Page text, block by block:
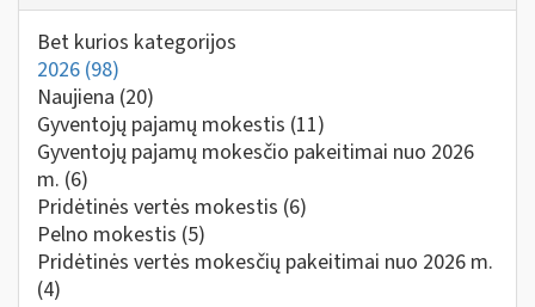
Bet kurios kategorijos
2026 (98)
Naujiena (20)
Gyventojų pajamų mokestis (11)
Gyventojų pajamų mokesčio pakeitimai nuo 2026
m. (6)
Pridėtinės vertės mokestis (6)
Pelno mokestis (5)
Pridėtinės vertės mokesčių pakeitimai nuo 2026 m.
(4)